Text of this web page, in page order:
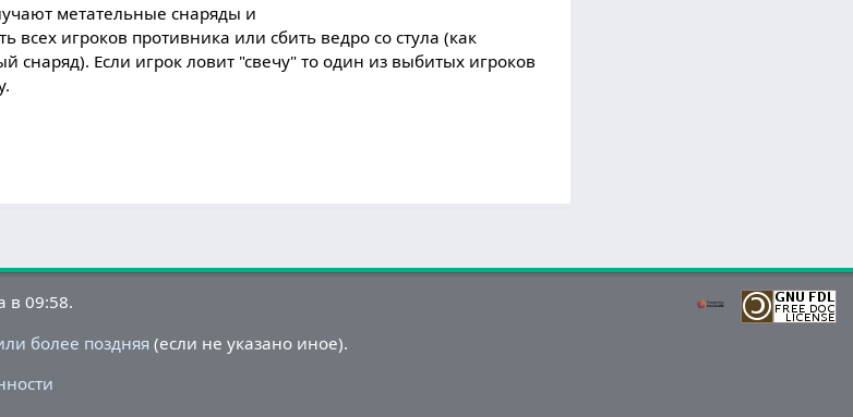
метательные снаряды и
игроков противника или сбить ведро со стула (как
снаряд). Если игрок ловит "свечу" то один из выбитых игроков
в 09:58.
более поздняя (если не указано иное).